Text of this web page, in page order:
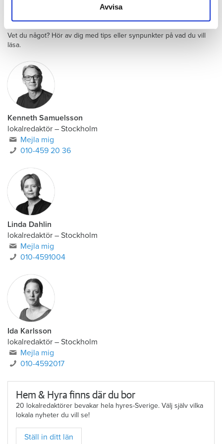
Avvisa
Din lokala reporter
Vet du något? Hör av dig med tips eller synpunkter på vad du vill
läsa.
Kenneth Samuelsson
lokalredaktör – Stockholm
Mejla mig
010-459 20 36
Linda Dahlin
lokalredaktör – Stockholm
Mejla mig
010-4591004
Ida Karlsson
lokalredaktör – Stockholm
Mejla mig
010-4592017
Hem & Hyra finns där du bor
20 lokalredaktörer bevakar hela hyres-Sverige. Välj själv vilka
lokala nyheter du vill se!
Ställ in ditt län